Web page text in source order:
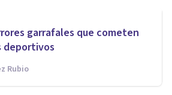
garrafales que cometen
deportivos
Rubio